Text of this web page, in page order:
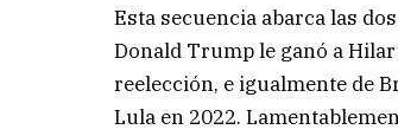
Esta secuencia abarca las
Donald Trump le ganó a
reelección, e igualmente de
Lula en 2022.